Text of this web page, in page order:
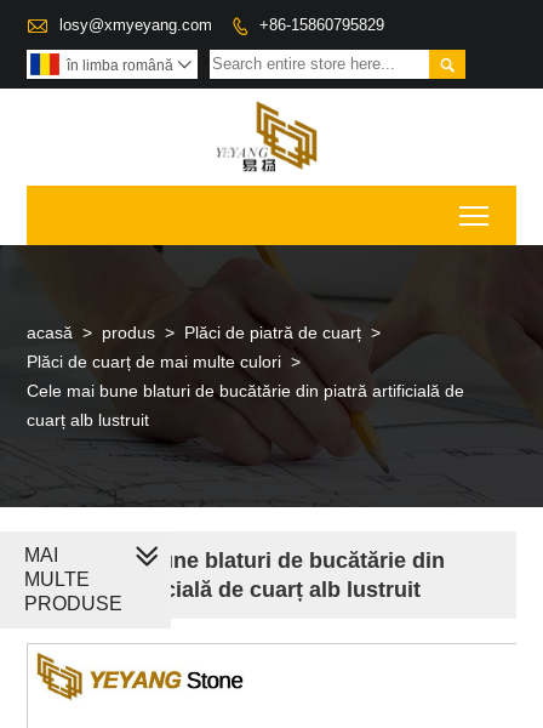
 losy@xmyeyang.com  +86-15860795829

în limba română 
acasă > produs > Plăci de piatră de cuarț >
Plăci de cuarț de mai multe culori >
Cele mai bune blaturi de bucătărie din piatră artificială de
cuarț alb lustruit
Cele mai bune blaturi de bucătărie din
piatră artificială de cuarț alb lustruit
MAI
MULTE
PRODUSE